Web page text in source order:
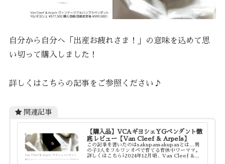
自分から自分へ「出産お疲れさま！」の意味を込めて思
い切って購入しました！
詳しくはこちらの記事をご参照ください♪
関連記事
【購入品】VCAギヨシェYGペンダント徹
底レビュー【Van Cleef & Arpels】
この記事を書いたのはsakupansakupanとは…男
の子3人をフルワンオペで育てる育休中ワーママ。
詳しくはこちら⇩2024年12月頃、Van Cleef &